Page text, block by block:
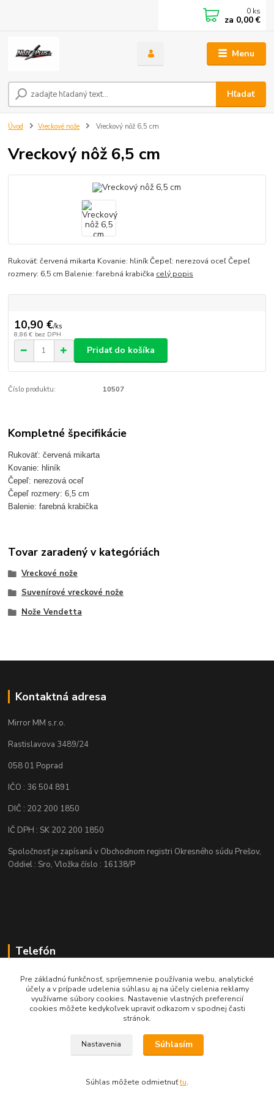
Menu
Hľadať
0 ks
za 0,00 €
Úvod Vreckové nože Vreckový nôž 6,5 cm
Vreckový nôž 6,5 cm
Rukoväť: červená mikarta Kovanie: hliník Čepeľ: nerezová oceľ Čepeľ
rozmery: 6,5 cm Balenie: farebná krabička celý popis
10,90 €/ks
8,86 € bez DPH
Pridať do košíka
Číslo produktu: 10507
Kompletné špecifikácie
Rukoväť: červená mikarta
Kovanie: hliník
Čepeľ: nerezová oceľ
Čepeľ rozmery: 6,5 cm
Balenie: farebná krabička
Tovar zaradený v kategóriách
Vreckové nože
Suvenírové vreckové nože
Nože Vendetta
Kontaktná adresa
Mirror MM s.r.o.
Rastislavova 3489/24
058 01 Poprad
IČO : 36 504 891
DIČ : 202 200 1850
IČ DPH : SK 202 200 1850
Spoločnosť je zapísaná v Obchodnom registri Okresného súdu Prešov,
Oddiel : Sro, Vložka číslo : 16138/P
Telefón
+421 905 622 625
obchod@nozeplus.sk
Pre základnú funkčnosť, spríjemnenie používania webu, analytické
účely a v prípade udelenia súhlasu aj na účely cielenia reklamy
využívame súbory cookies. Nastavenie vlastných preferencií
cookies môžete kedykoľvek upraviť odkazom v spodnej časti
stránok.
Nastavenia Súhlasím
Súhlas môžete odmietnuťtu.